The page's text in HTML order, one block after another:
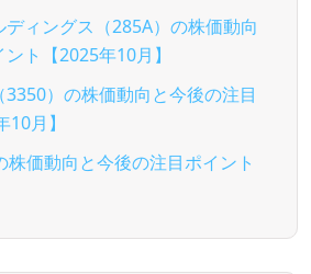
ィングス（285A）の株価動向
ト【2025年10月】
）の株価動向と今後の注目
月】
株価動向と今後の注目ポイント